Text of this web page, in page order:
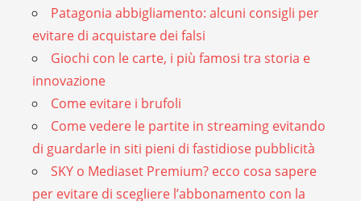
Patagonia abbigliamento: alcuni consigli per
evitare di acquistare dei falsi
Giochi con le carte, i più famosi tra storia e
innovazione
Come evitare i brufoli
Come vedere le partite in streaming evitando
di guardarle in siti pieni di fastidiose pubblicità
SKY o Mediaset Premium? ecco cosa sapere
per evitare di scegliere l’abbonamento con la